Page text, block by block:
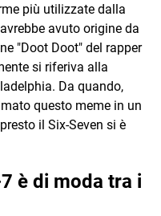
più utilizzate dalla
avuto origine da
"Doot Doot" del rapper
si riferiva alla
Da quando,
questo meme in un
il Six-Seven si è
è di moda tra i